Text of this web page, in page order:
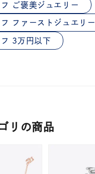
ご褒美ジュエリー
ファーストジュエリー
フ 3万円以下
リの商品